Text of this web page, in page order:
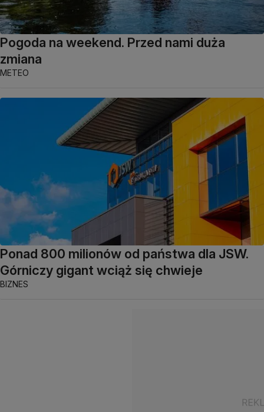
Pogoda na weekend. Przed nami duża
zmiana
METEO
Ponad 800 milionów od państwa dla JSW.
Górniczy gigant wciąż się chwieje
BIZNES